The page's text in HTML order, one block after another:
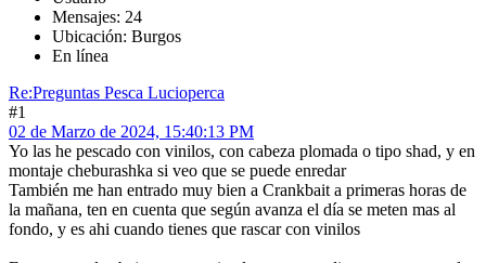
Mensajes: 24
Ubicación: Burgos
En línea
Re:Preguntas Pesca Lucioperca
#1
02 de Marzo de 2024, 15:40:13 PM
Yo las he pescado con vinilos, con cabeza plomada o tipo shad, y en
montaje cheburashka si veo que se puede enredar
También me han entrado muy bien a Crankbait a primeras horas de
la mañana, ten en cuenta que según avanza el día se meten mas al
fondo, y es ahi cuando tienes que rascar con vinilos